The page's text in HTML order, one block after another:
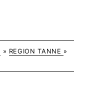
» REGION TANNE »